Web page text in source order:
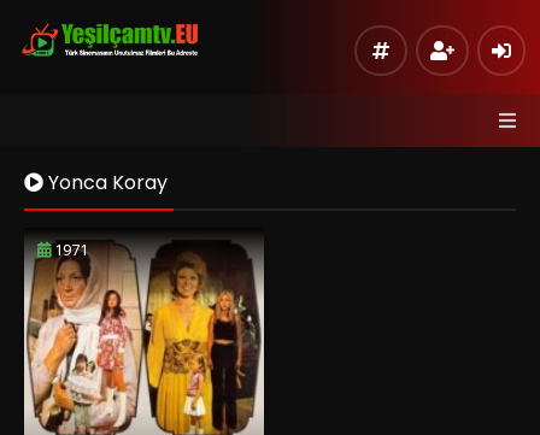
Yonca Koray
1971